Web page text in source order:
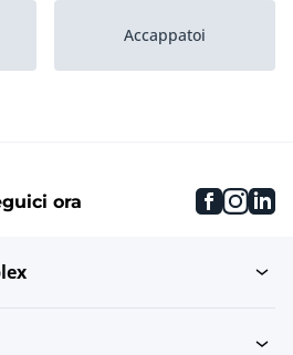
Accappatoi
Accessori da spiaggia
ora